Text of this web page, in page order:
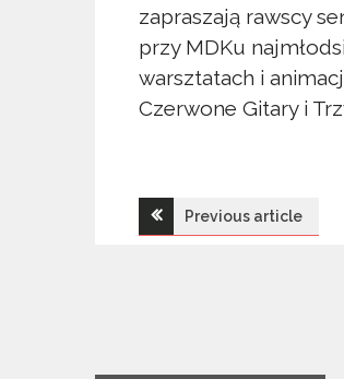
zapraszają rawscy
przy MDKu
warsztatach i
Czerwone Gitary i
Nawigacja
Previous article